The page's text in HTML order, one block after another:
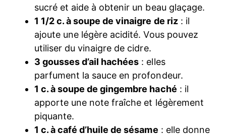
sucré et aide à obtenir un beau glaçage.
1 1/2 c. à soupe de vinaigre de riz: il
ajoute une légère acidité. Vous pouvez
utiliser du vinaigre de cidre.
3 gousses d’ail hachées : elles
parfument la sauce en profondeur.
1 c. à soupe de gingembre haché : il
apporte une note fraîche et légèrement
piquante.
1 c. à café d’huile de sésame : elle donne